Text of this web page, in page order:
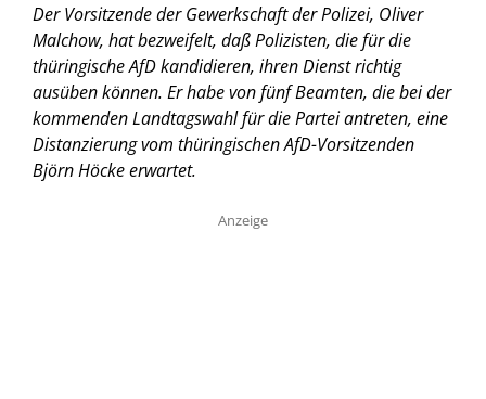
Der Vorsitzende der Gewerkschaft der Polizei, Oliver
Malchow, hat bezweifelt, daß Polizisten, die für die
thüringische AfD kandidieren, ihren Dienst richtig
ausüben können. Er habe von fünf Beamten, die bei der
kommenden Landtagswahl für die Partei antreten, eine
Distanzierung vom thüringischen AfD-Vorsitzenden
Björn Höcke erwartet.
Anzeige